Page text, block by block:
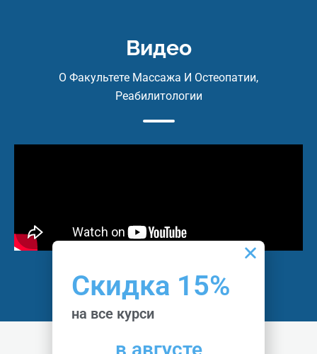
и теоретическим материалом
Видео
О Факультете Массажа И Остеопатии,
Реабилитологии
Скидка 15%
на все курси